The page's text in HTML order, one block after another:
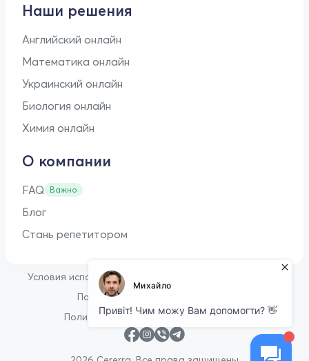
Наши решения
Английский онлайн
Математика онлайн
Украинский онлайн
Биология онлайн
Химия онлайн
О компании
FAQ Важно
Блог
Стань репетитором
Условия использования
Политика конфиденциальности
Политика в отношении файлов cookie